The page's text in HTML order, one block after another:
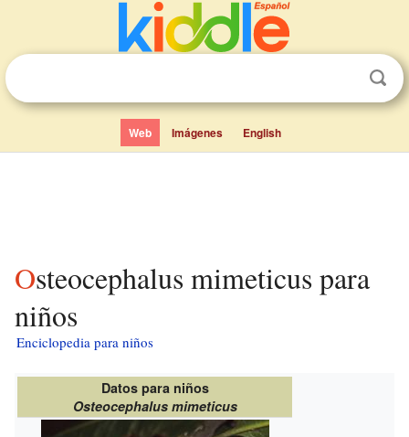
Web Imágenes English
Osteocephalus mimeticus para
niños
Enciclopedia para niños
Datos para niños
Osteocephalus mimeticus